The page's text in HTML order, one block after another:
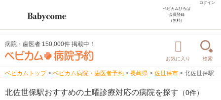
ログイン
ベビカムひろば
会員登録
（無料）
病院・歯医者 150,000件 掲載中！
お気に入り 検索
ベビカムトップ > ベビカム病院・歯医者予約 > 長崎県 > 佐世保市 > 北佐世保駅
北佐世保駅おすすめの土曜診療対応の病院を探す （0件）